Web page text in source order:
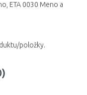
ETA 0030 Meno a
položky.